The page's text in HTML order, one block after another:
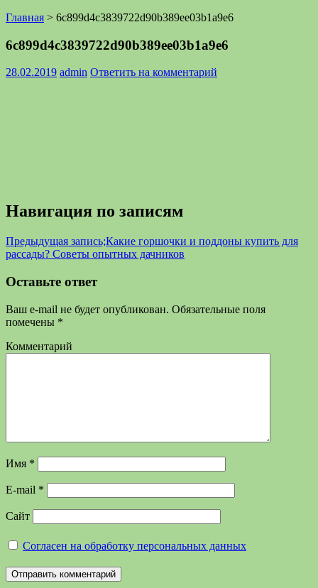
Главная > 6c899d4c3839722d90b389ee03b1a9e6
6c899d4c3839722d90b389ee03b1a9e6
28.02.2019 admin Ответить на комментарий
Навигация по записям
Предыдущая запись;Какие горшочки и поддоны купить для
рассады? Советы опытных дачников
Оставьте ответ
Ваш e-mail не будет опубликован. Обязательные поля
помечены *
Комментарий
Имя *
E-mail *
Сайт
Согласен на обработку персональных данных